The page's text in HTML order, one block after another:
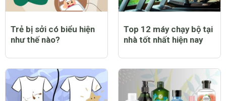
Trẻ bị sởi có biểu hiện
như thế nào?
Top 12 máy chạy bộ tại
nhà tốt nhất hiện nay